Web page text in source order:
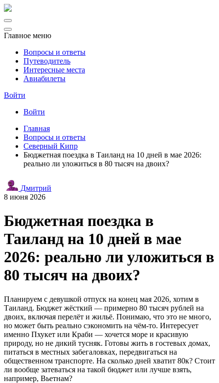
Главное меню
Вопросы и ответы
Путеводитель
Интересные места
Авиабилеты
Войти
Войти
Главная
Вопросы и ответы
Северный Кипр
Бюджетная поездка в Таиланд на 10 дней в мае 2026:
реально ли уложиться в 80 тысяч на двоих?
Дмитрий
8 июня 2026
Бюджетная поездка в
Таиланд на 10 дней в мае
2026: реально ли уложиться в
80 тысяч на двоих?
Планируем с девушкой отпуск на конец мая 2026, хотим в
Таиланд. Бюджет жёсткий — примерно 80 тысяч рублей на
двоих, включая перелёт и жильё. Понимаю, что это не много,
но может быть реально сэкономить на чём-то. Интересует
именно Пхукет или Краби — хочется море и красивую
природу, но не дикий тусняк. Готовы жить в гостевых домах,
питаться в местных забегаловках, передвигаться на
общественном транспорте. На сколько дней хватит 80к? Стоит
ли вообще затеваться на такой бюджет или лучше взять,
например, Вьетнам?